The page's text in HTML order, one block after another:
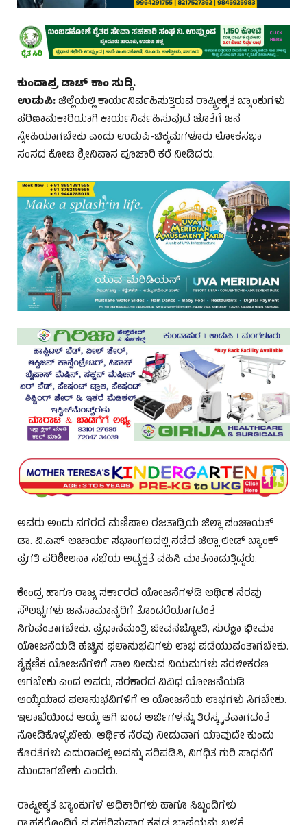
ಕುಂದಾಪ್ರ ಡಾಟ್‌ ಕಾಂ ಸುದ್ದಿ.
ಉಡುಪಿ:ಜಿಲ್ಲೆಯಲ್ಲಿ ಕಾರ್ಯನಿರ್ವಹಿಸುತ್ತಿರುವ ರಾಷ್ಟ್ರೀಕೃತ ಬ್ಯಾಂಕುಗಳು
ಪರಿಣಾಮಕಾರಿಯಾಗಿ ಕಾರ್ಯನಿರ್ವಹಿಸುವುದ ಜೊತೆಗೆ ಜನ
ಸ್ನೇಹಿಯಾಗಬೇಕು ಎಂದು ಉಡುಪಿ-ಚಿಕ್ಕಮಗಳೂರು ಲೋಕಸಭಾ
ಸಂಸದ ಕೋಟ ಶ್ರೀನಿವಾಸ ಪೂಜಾರಿ ಕರೆ ನೀಡಿದರು.
ಅವರು ಅಂದು ನಗರದ ಮಣಿಪಾಲ ರಜತಾದ್ರಿಯ ಜಿಲ್ಲಾ ಪಂಚಾಯತ್
ಡಾ. ವಿ.ಎಸ್ ಆಚಾರ್ಯ ಸಭಾಂಗಣದಲ್ಲಿ ನಡೆದ ಜಿಲ್ಲಾ ಲೀಡ್ ಬ್ಯಾಂಕ್
ಪ್ರಗತಿ ಪರಿಶೀಲನಾ ಸಭೆಯ ಅಧ್ಯಕ್ಷತೆ ವಹಿಸಿ ಮಾತನಾಡುತ್ತಿದ್ದರು.
ಕೇಂದ್ರ ಹಾಗೂ ರಾಜ್ಯ ಸರ್ಕಾರದ ಯೋಜನೆಗಳಡಿ ಆರ್ಥಿಕ ನೆರವು
ಸೌಲಭ್ಯಗಳು ಜನಸಾಮಾನ್ಯರಿಗೆ ತೊಂದರೆಯಾಗದಂತೆ
ಸಿಗುವಂತಾಗಬೇಕು. ಪ್ರಧಾನಮಂತ್ರಿ ಜೀವನಜ್ಯೋತಿ, ಸುರಕ್ಷಾ ಭೀಮಾ
ಯೋಜನೆಯಡಿ ಹೆಚ್ಚಿನ ಫಲಾನುಭವಿಗಳು ಲಾಭ ಪಡೆಯುವಂತಾಗಬೇಕು.
ಶೈಕ್ಷಣಿಕ ಯೋಜನೆಗಳಿಗೆ ಸಾಲ ನೀಡುವ ನಿಯಮಗಳು ಸರಳೀಕರಣ
ಆಗಬೇಕು ಎಂದ ಅವರು, ಸರಕಾರದ ವಿವಿಧ ಯೋಜನೆಯಡಿ
ಆಯ್ಕೆಯಾದ ಫಲಾನುಭವಿಗಳಿಗೆ ಆ ಯೋಜನೆಯ ಲಾಭಗಳು ಸಿಗಬೇಕು.
ಇಲಾಖೆಯಿಂದ ಆಯ್ಕೆ ಆಗಿ ಬಂದ ಅರ್ಜಿಗಳನ್ನು ತಿರಸ್ಕೃತವಾಗದಂತೆ
ನೋಡಿಕೊಳ್ಳಬೇಕು. ಆರ್ಥಿಕ ನೆರವು ನೀಡುವಾಗ ಯಾವುದೇ ಕುಂದು
ಕೊರತೆಗಳು ಎದುರಾದಲ್ಲಿ ಅದನ್ನು ಸರಿಪಡಿಸಿ, ನಿಗಧಿತ ಗುರಿ ಸಾಧನೆಗೆ
ಮುಂದಾಗಬೇಕು ಎಂದರು.
ರಾಷ್ಟ್ರೀಕೃತ ಬ್ಯಾಂಕುಗಳ ಅಧಿಕಾರಿಗಳು ಹಾಗೂ ಸಿಬ್ಬಂದಿಗಳು